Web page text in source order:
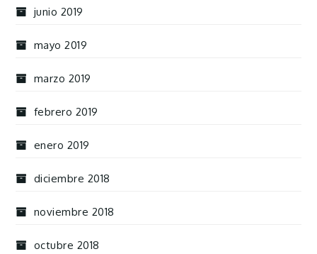
junio 2019
mayo 2019
marzo 2019
febrero 2019
enero 2019
diciembre 2018
noviembre 2018
octubre 2018